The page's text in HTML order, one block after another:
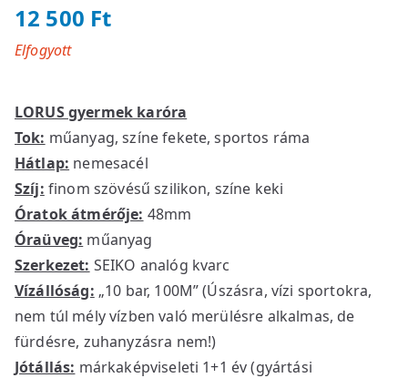
12 500 Ft
LORUS gyermek karóra
Tok: műanyag, színe fekete, sportos ráma
Hátlap: nemesacél
Szíj: finom szövésű szilikon, színe keki
Óratok átmérője: 48mm
Óraüveg: műanyag
Szerkezet: SEIKO analóg kvarc
Vízállóság: „10 bar, 100M” (Úszásra, vízi sportokra,
nem túl mély vízben való merülésre alkalmas, de
fürdésre, zuhanyzásra nem!)
Jótállás: márkaképviseleti 1+1 év (gyártási
Elfogyott